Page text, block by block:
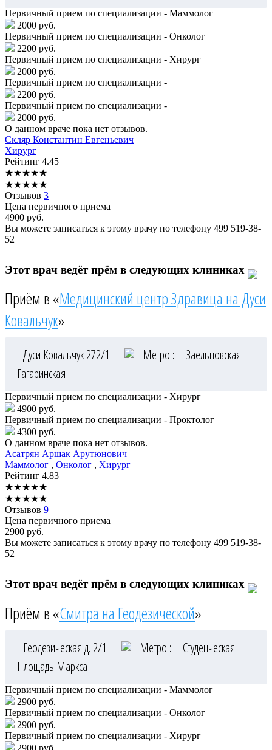
Первичный прием по специализации - Маммолог
2000 руб.
Первичный прием по специализации - Онколог
2200 руб.
Первичный прием по специализации - Хирург
2000 руб.
Первичный прием по специализации -
2200 руб.
Первичный прием по специализации -
2000 руб.
О данном враче пока нет отзывов.
Скляр Константин Евгеньевич
Хирург
Рейтинг 4.45
★★★★★
★★★★★
Отзывов 3
Цена первичного приема
4900 руб.
Вы можете записаться к этому врачу по телефону 499 519-38-
52
Этот врач ведёт прём в следующих клиниках
Приём в «Медицинский центр Здравица на Дуси
Ковальчук»
Дуси Ковальчук 272/1 Метро :
Заельцовская
Гагаринская
Первичный прием по специализации - Хирург
4900 руб.
Первичный прием по специализации - Проктолог
4300 руб.
О данном враче пока нет отзывов.
Асатрян Аршак Арутюнович
Маммолог , Онколог , Хирург
Рейтинг 4.83
★★★★★
★★★★★
Отзывов 9
Цена первичного приема
2900 руб.
Вы можете записаться к этому врачу по телефону 499 519-38-
52
Этот врач ведёт прём в следующих клиниках
Приём в «Смитра на Геодезической»
Геодезическая д. 2/1 Метро :
Студенческая
Площадь Маркса
Первичный прием по специализации - Маммолог
2900 руб.
Первичный прием по специализации - Онколог
2900 руб.
Первичный прием по специализации - Хирург
2900 руб.